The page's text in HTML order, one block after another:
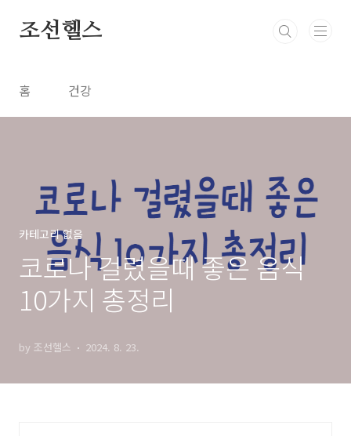
조선헬스
홈 건강
카테고리 없음
코로나 걸렸을때 좋은 음식
10가지 총정리
by 조선헬스 2024. 8. 23.